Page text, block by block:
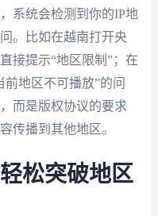
系统会检测到你的IP地
。比如在越南打开央
接提示“地区限制”；在
地区不可播放”的问
而是版权协议的要求
播到其他地区。
松突破地区